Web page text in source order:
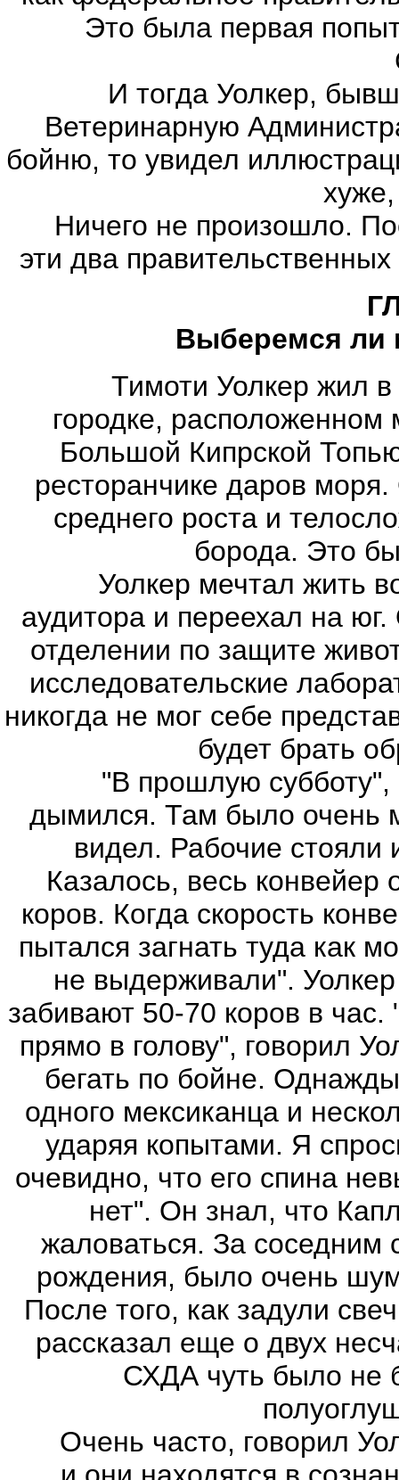
Это была первая
И тогда Уолкер,
Ветеринарную
бойню, то увидел
Ничего не произошло.
эти два
Выберемся
Тимоти Уолкер жил в
городке,
Большой Кипрской
ресторанчике даров
среднего роста и
борода. Это
Уолкер мечтал жить
аудитора и переехал на
отделении по защите
исследовательские
никогда не мог себе
будет брать
"В прошлую субботу",
дымился. Там было очень
видел. Рабочие стояли
Казалось, весь
коров. Когда скорость
пытался загнать туда как
не выдерживали".
забивают 50-70 коров в час.
прямо в голову", говорил
бегать по бойне.
одного мексиканца и
ударяя копытами. Я
очевидно, что его спина
нет". Он знал, что
жаловаться. За соседним
рождения, было очень
После того, как задули
рассказал еще о двух
СХДА чуть было не
Очень часто, говорил